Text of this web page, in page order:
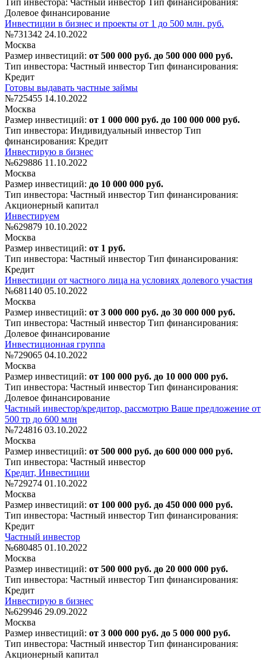
Долевое финансирование
Инвестиции в бизнес и проекты от 1 до 500 млн. руб.
№731342 24.10.2022
Москва
Размер инвестиций: от 500 000 руб. до 500 000 000 руб.
Тип инвестора: Частный инвестор Тип финансирования:
Кредит
Готовы выдавать частные займы
№725455 14.10.2022
Москва
Размер инвестиций: от 1 000 000 руб. до 100 000 000 руб.
Тип инвестора: Индивидуальный инвестор Тип
финансирования: Кредит
Инвестирую в бизнес
№629886 11.10.2022
Москва
Размер инвестиций: до 10 000 000 руб.
Тип инвестора: Частный инвестор Тип финансирования:
Акционерный капитал
Инвестируем
№629879 10.10.2022
Москва
Размер инвестиций: от 1 руб.
Тип инвестора: Частный инвестор Тип финансирования:
Кредит
Инвестиции от частного лица на условиях долевого участия
№681140 05.10.2022
Москва
Размер инвестиций: от 3 000 000 руб. до 30 000 000 руб.
Тип инвестора: Частный инвестор Тип финансирования:
Долевое финансирование
Инвестиционная группа
№729065 04.10.2022
Москва
Размер инвестиций: от 100 000 руб. до 10 000 000 руб.
Тип инвестора: Частный инвестор Тип финансирования:
Долевое финансирование
Частный инвестор/кредитор, рассмотрю Ваше предложение от
500 тр до 600 млн
№724816 03.10.2022
Москва
Размер инвестиций: от 500 000 руб. до 600 000 000 руб.
Тип инвестора: Частный инвестор
Кредит, Инвестиции
№729274 01.10.2022
Москва
Размер инвестиций: от 100 000 руб. до 450 000 000 руб.
Тип инвестора: Частный инвестор Тип финансирования:
Кредит
Частный инвестор
№680485 01.10.2022
Москва
Размер инвестиций: от 500 000 руб. до 20 000 000 руб.
Тип инвестора: Частный инвестор Тип финансирования:
Кредит
Инвестирую в бизнес
№629946 29.09.2022
Москва
Размер инвестиций: от 3 000 000 руб. до 5 000 000 руб.
Тип инвестора: Частный инвестор Тип финансирования:
Акционерный капитал